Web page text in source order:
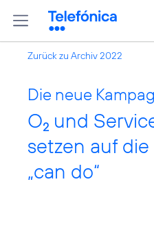
Zurück zu Archiv 2022
Die neue
O2 und
setzen auf
„can do“